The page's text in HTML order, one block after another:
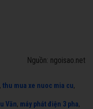
Nguồn: ngoisao.net
, thu mua xe nuoc mia cu,
Văn, máy phát điện 3 pha,